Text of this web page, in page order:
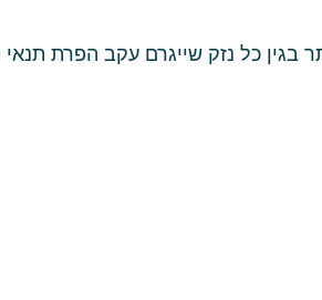
כל נזק שייגרם עקב הפרת תנאי